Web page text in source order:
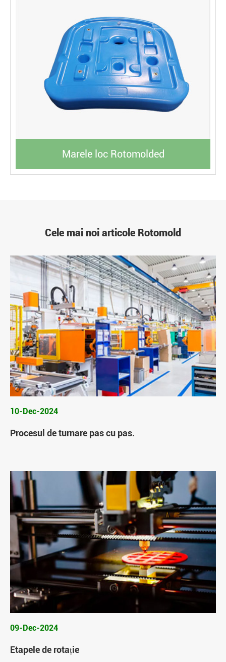
Marele loc Rotomolded
Cele mai noi articole Rotomold
10-Dec-2024
Procesul de turnare pas cu pas.
09-Dec-2024
Etapele de rotație